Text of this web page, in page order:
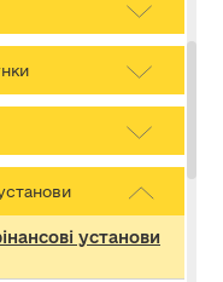
установи